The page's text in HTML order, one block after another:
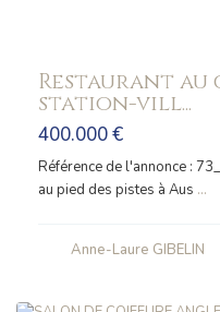
Restaurant au
station-vill...
400.000 €
Référence de l'annonce :
au pied des pistes à Aus ...
Anne-Laure GIBELIN